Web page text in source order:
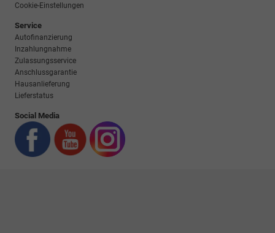
Cookie-Einstellungen
Service
Autofinanzierung
Inzahlungnahme
Zulassungsservice
Anschlussgarantie
Hausanlieferung
Lieferstatus
Social Media